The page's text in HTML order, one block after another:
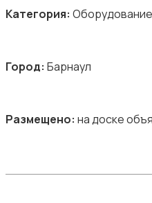
Категория:
Город: Барнаул
Размещено: на доске